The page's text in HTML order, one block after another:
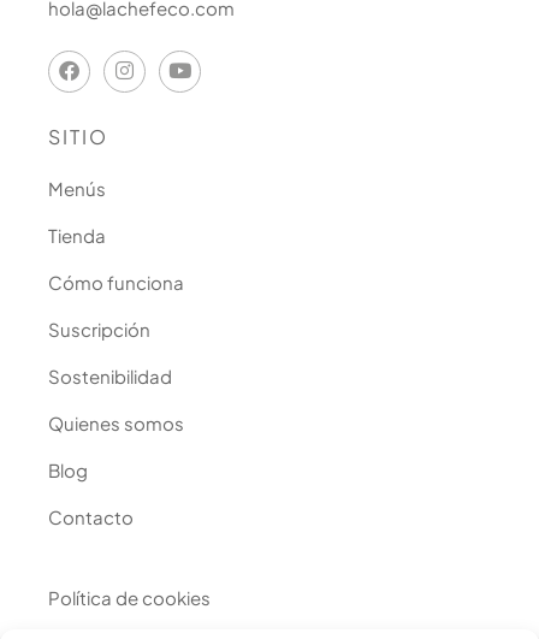
hola@lachefeco.com
SITIO
Menús
Tienda
Cómo funciona
Suscripción
Sostenibilidad
Quienes somos
Blog
Contacto
Política de cookies